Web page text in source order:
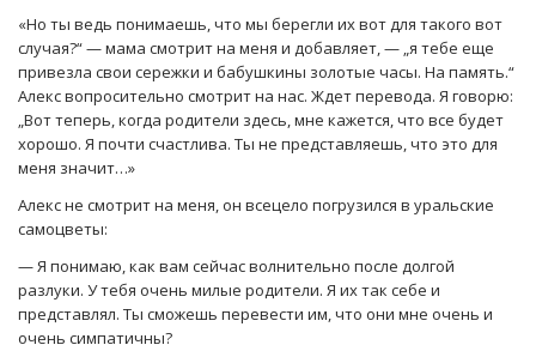
«Но ты ведь понимаешь, что мы берегли их вот для такого вот
случая?“ — мама смотрит на меня и добавляет, — „я тебе еще
привезла свои сережки и бабушкины золотые часы. На память.“
Алекс вопросительно смотрит на нас. Ждет перевода. Я говорю:
„Вот теперь, когда родители здесь, мне кажется, что все будет
хорошо. Я почти счастлива. Ты не представляешь, что это для
меня значит…»
Алекс не смотрит на меня, он всецело погрузился в уральские
самоцветы:
— Я понимаю, как вам сейчас волнительно после долгой
разлуки. У тебя очень милые родители. Я их так себе и
представлял. Ты сможешь перевести им, что они мне очень и
очень симпатичны?